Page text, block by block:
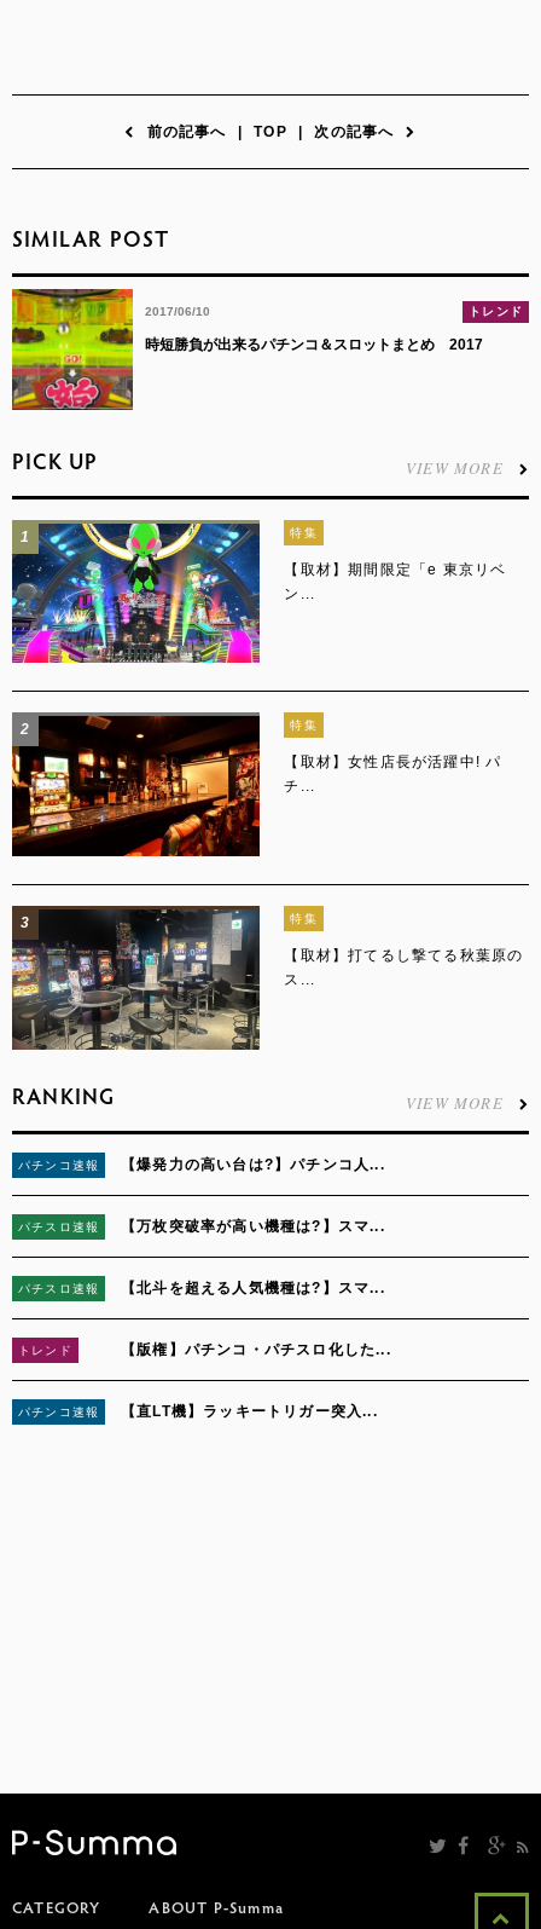
前の記事へ | TOP | 次の記事へ
SIMILAR POST
2017/06/10 トレンド
時短勝負が出来るパチンコ＆スロットまとめ 2017
PICK UP VIEW MORE
1 特集
【取材】期間限定「e 東京リベ
ン...
2 特集
【取材】女性店長が活躍中! パ
チ...
3 特集
【取材】打てるし撃てる秋葉原の
ス...
RANKING VIEW MORE
1
パチンコ速報 【爆発力の高い台は?】パチンコ人...
2
パチスロ速報 【万枚突破率が高い機種は?】スマ...
3
パチスロ速報 【北斗を超える人気機種は?】スマ...
4
トレンド 【版権】パチンコ・パチスロ化した...
5
パチンコ速報 【直LT機】ラッキートリガー突入...
CATEGORY ABOUT P-Summa